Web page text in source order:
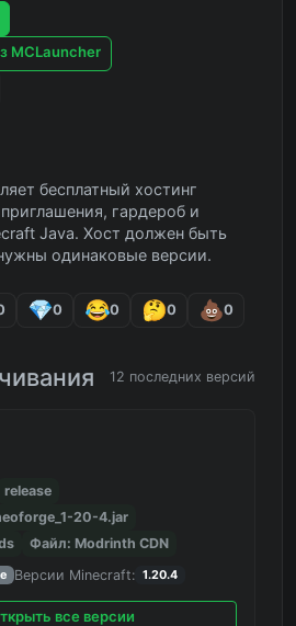
MCLauncher
бесплатный хостинг
гардероб и
Java. Хост должен быть
одинаковые версии.
0 0 0 0
12 последних версий
release
20-4.jar
Файл: Modrinth CDN
Версии Minecraft: 1.20.4
все версии